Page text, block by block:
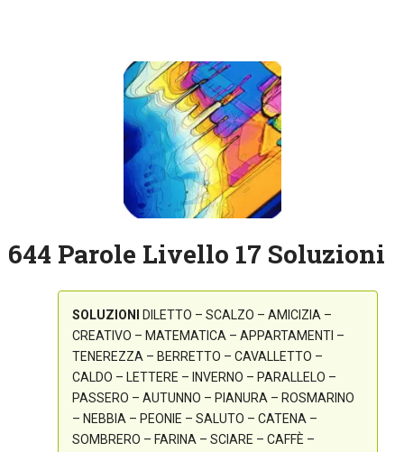
644 Parole Livello 17 Soluzioni
SOLUZIONI
DILETTO – SCALZO – AMICIZIA –
CREATIVO – MATEMATICA – APPARTAMENTI –
TENEREZZA – BERRETTO – CAVALLETTO –
CALDO – LETTERE – INVERNO – PARALLELO –
PASSERO – AUTUNNO – PIANURA – ROSMARINO
– NEBBIA – PEONIE – SALUTO – CATENA –
SOMBRERO – FARINA – SCIARE – CAFFÈ –